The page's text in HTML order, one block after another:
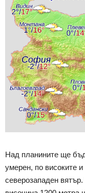
Над планините ще
умерен, по високите
северозападен